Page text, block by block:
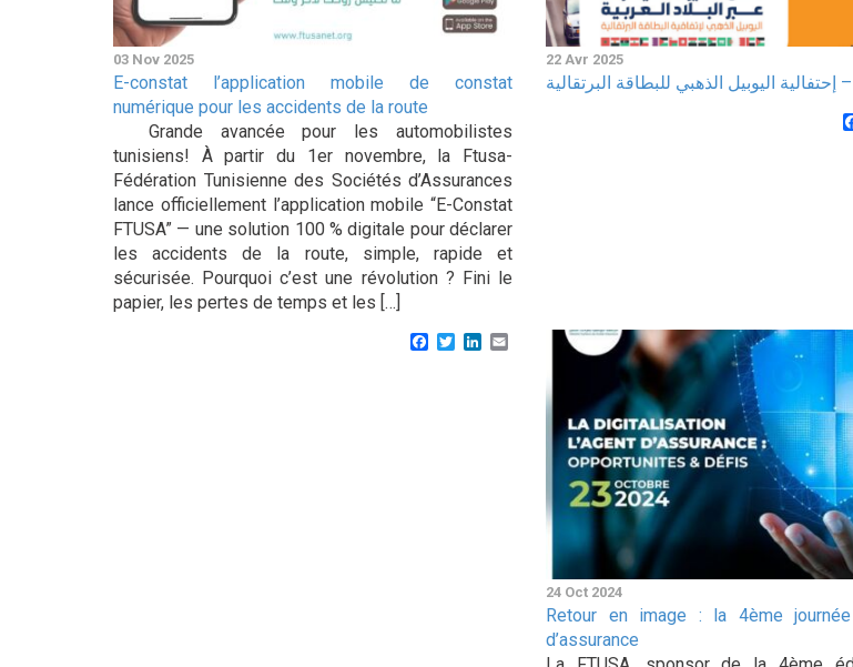
03 Nov 2025
E-constat l’application mobile de constat
numérique pour les accidents de la route
Grande avancée pour les automobilistes
tunisiens! À partir du 1er novembre, la Ftusa-
Fédération Tunisienne des Sociétés d’Assurances
lance officiellement l’application mobile “E-Constat
FTUSA” — une solution 100 % digitale pour déclarer
les accidents de la route, simple, rapide et
sécurisée. Pourquoi c’est une révolution ? Fini le
papier, les pertes de temps et les […]
Facebook
TwitterLinkedIn
22 Avr 2025
اليوبيل الذهبي للبطاقة البرتقالية
24 Oct 2024
Retour en image : la 4ème
d’assurance